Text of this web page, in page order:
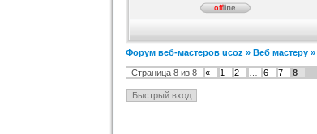
Форум веб-мастеров ucoz » Веб мастеру »
Страница 8 из 8 « 1 2 6 7 8